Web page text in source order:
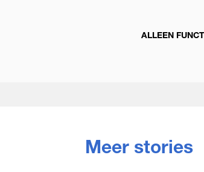
ALLEEN
Meer stories